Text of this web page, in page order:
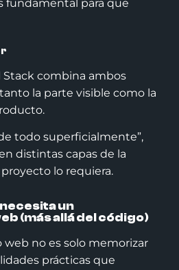
fundamental para que
Stack combina ambos
la parte visible como la
todo superficialmente”,
distintas capas de la
lo requiera.
un
(más allá del código)
web no es solo memorizar
prácticas que